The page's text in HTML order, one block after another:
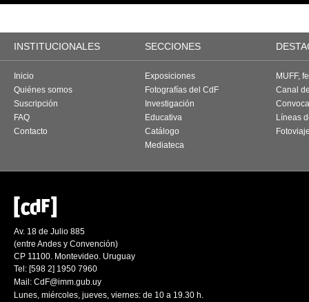
INSTITUCIONALES SECCIONES
Inicio
Quiénes somos
Suscripción
FAQ
Contacto
Exposiciones
Fotografías del CdF
Investigación
Educativa
Catálogo
Mediateca
MUFF,
Canal
Líneas
Av. 18 de Julio 885
(entre Andes y Convención)
CP 11100. Montevideo. Uruguay
Tel: [598 2] 1950 7960
Mail: CdF@imm.gub.uy
Lunes, miércoles, jueves, viernes: de 10 a 19.30 h.